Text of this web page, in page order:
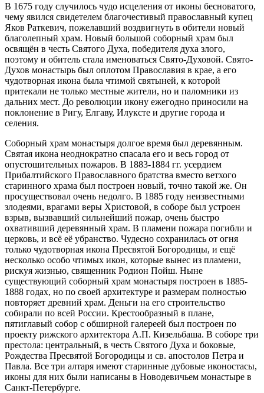
В 1675 году случилось чудо исцеления от иконы бесноватого,
чему явился свидетелем благочестивый православный купец
Яков Раткевич, пожелавший воздвигнуть в обители новый
благолепный храм. Новый большой соборный храм был
освящён в честь Святого Духа, победителя духа злого,
поэтому и обитель стала именоваться Свято-Духовой. Свято-
Духов монастырь был оплотом Православия в крае, а его
чудотворная икона была чтимой святыней, к которой
притекали не только местные жители, но и паломники из
дальних мест. До революции икону ежегодно приносили на
поклонение в Ригу, Елгаву, Илуксте и другие города и
селения.
Соборный храм монастыря долгое время был деревянным.
Святая икона неоднократно спасала его и весь город от
опустошительных пожаров. В 1883-1884 гг. усердием
Прибалтийского Православного братства вместо ветхого
старинного храма был построен новый, точно такой же. Он
просуществовал очень недолго. В 1885 году неизвестными
злодеями, врагами веры Христовой, в соборе был устроен
взрыв, вызвавший сильнейший пожар, очень быстро
охвативший деревянный храм. В пламени пожара погибли и
церковь, и всё её убранство. Чудесно сохранилась от огня
только чудотворная икона Пресвятой Богородицы, и ещё
несколько особо чтимых икон, которые вынес из пламени,
рискуя жизнью, священник Родион Пойш. Ныне
существующий соборный храм монастыря построен в 1885-
1888 годах, но по своей архитектуре и размерам полностью
повторяет древний храм. Деньги на его строительство
собирали по всей России. Крестообразный в плане,
пятиглавый собор с обширной галереей был построен по
проекту рижского архитектора А.П. Кизельбаша. В соборе три
престола: центральный, в честь Святого Духа и боковые,
Рождества Пресвятой Богородицы и св. апостолов Петра и
Павла. Все три алтаря имеют старинные дубовые иконостасы,
иконы для них были написаны в Новодевичьем монастыре в
Санкт-Петербурге.